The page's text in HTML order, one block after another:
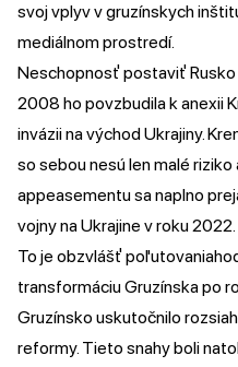
svoj vplyv v gruzínskych
mediálnom prostredí.
Neschopnosť postaviť
2008 ho povzbudila k anexii
invázii na východ Ukrajiny.
so sebou nesú len malé
appeasementu sa naplno
vojny na Ukrajine v roku 2022.
To je obzvlášť
transformáciu Gruzínska po
Gruzínsko uskutočnilo
reformy. Tieto snahy boli